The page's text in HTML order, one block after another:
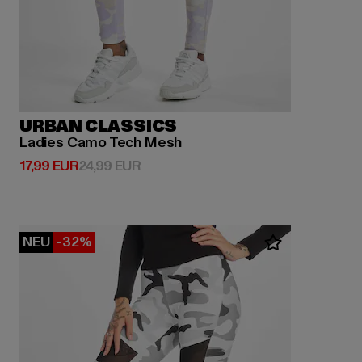
URBAN CLASSICS
Ladies Camo Tech Mesh
17,99 EUR
Derzeitiger Preis: 17,99 EUR
24,99 EURAktionspreis: 24,99 EUR
NEU -32%